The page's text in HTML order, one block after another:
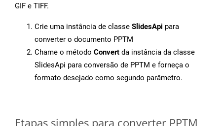
GIF e TIFF.
Crie uma instância de classe SlidesApi para
converter o documento PPTM
Chame o método Convert da instância da classe
SlidesApi para conversão de PPTM e forneça o
formato desejado como segundo parâmetro.
Etapas simples para converter PPTM